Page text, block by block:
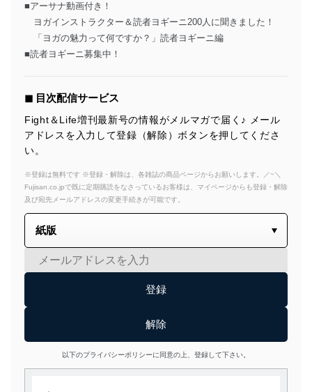
■アーサナ動画付き！
ヨガインストラクター＆読者ヨギーニ200人に聞きました！
「ヨガの魅力って何ですか？」読者ヨギーニ編
■読者ヨギーニ募集中！
◼︎ 目次配信サービス
Fight＆Life増刊最新号の情報がメルマガで届く♪ メール
アドレスを入力して登録（解除）ボタンを押してくださ
い。
※登録は無料です ※登録・解除は、各雑誌の商品ページからお願いします。／~＼
Fujisan.co.jpで既に定期購読をなさっているお客様は、マイページからも登録・解除
及び宛先メールアドレスの変更手続きが可能です。
以下のプライバシーポリシーに同意の上、登録して下さい。